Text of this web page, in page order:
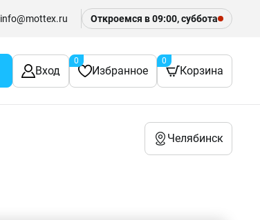
info@mottex.ru Откроемся в 09:00, суббота
Вход Избранное
0
Корзина
0
Челябинск